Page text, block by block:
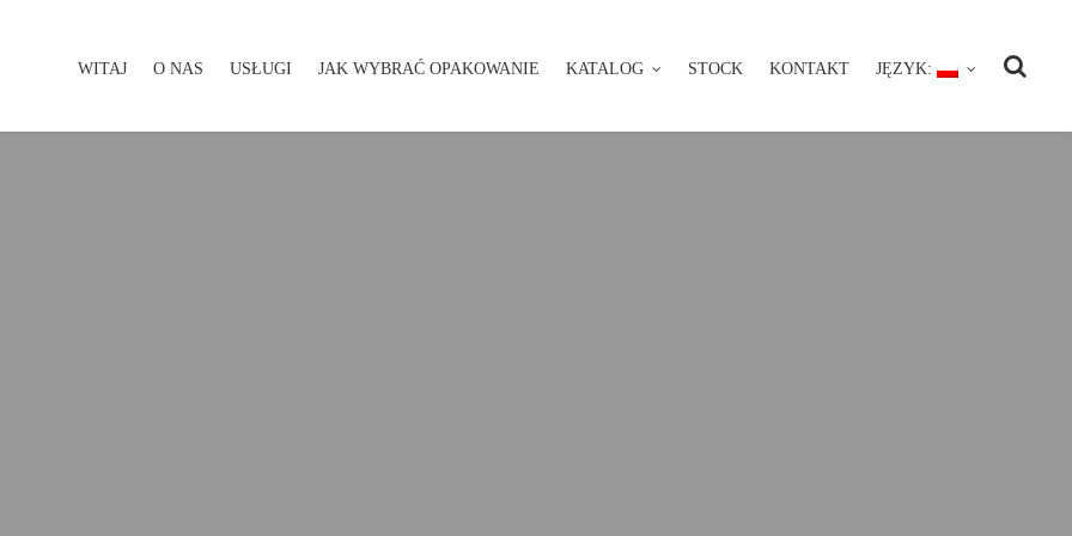
WITAJ O NAS USŁUGI JAK WYBRAĆ OPAKOWANIE KATALOG STOCK KONTAKT JĘZYK:
WITAJ O NAS USŁUGI JAK WYBRAĆ OPAKOWANIE KATALOG STOCK KONTAKT JĘZYK: